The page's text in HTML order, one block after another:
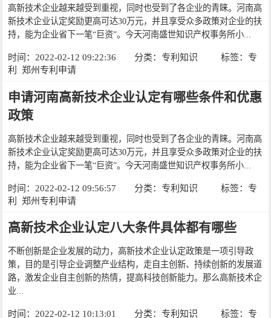
高新技术企业越来越受到重视，同时也受到了各企业的青睐。河南高
新技术企业认定奖励更高可达30万元，并且享受众多政策对企业的扶
持，能为企业省下一笔“巨资”。今天河南盛世知识产权事务所小...
时间：2022-02-12 09:22:36 分类：专利知识 标签： 专
利
郑州专利申请
申请河南高新技术企业认定有哪些条件和优惠
政策
高新技术企业越来越受到重视，同时也受到了各企业的青睐。河南高
新技术企业认定奖励更高可达30万元，并且享受众多政策对企业的扶
持，能为企业省下一笔“巨资”。今天河南盛世知识产权事务所小...
时间：2022-02-12 09:56:57 分类：专利知识 标签： 专
利
郑州专利申请
高新技术企业认定八大条件具体都有哪些
不断创新是企业发展的动力，高新技术企业认定政策是一项引导政
策，目的是引导企业调整产业结构，走自主创新、持续创新的发展道
路，激发企业自主创新的热情，提高科技创新能力。那么高新技术企
业...
时间：2022-02-12 10:13:01 分类：专利知识 标签： 专